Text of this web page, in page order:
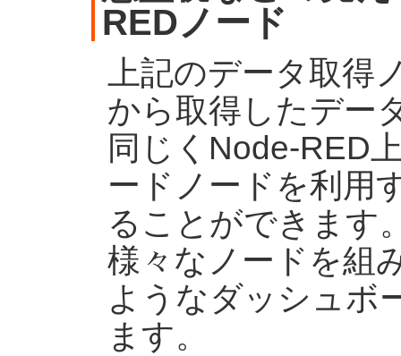
REDノード
上記のデータ取得
から取得したデー
同じくNode-RED
ードノードを利用
ることができます
様々なノードを組
ようなダッシュボ
ます。